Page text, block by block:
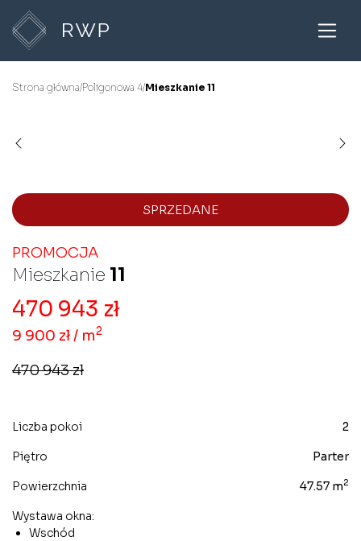
Strona główna/Poligonowa 4/Mieszkanie 11
SPRZEDANE
PROMOCJA
Mieszkanie 11
470 943 zł
9 900 zł / m2
470 943 zł
Liczba pokoi 2
Piętro Parter
Powierzchnia 47.57 m2
Wystawa okna:
Wschód